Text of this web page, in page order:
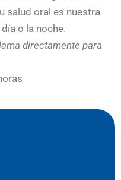
salud oral es nuestra
o la noche.
directamente para